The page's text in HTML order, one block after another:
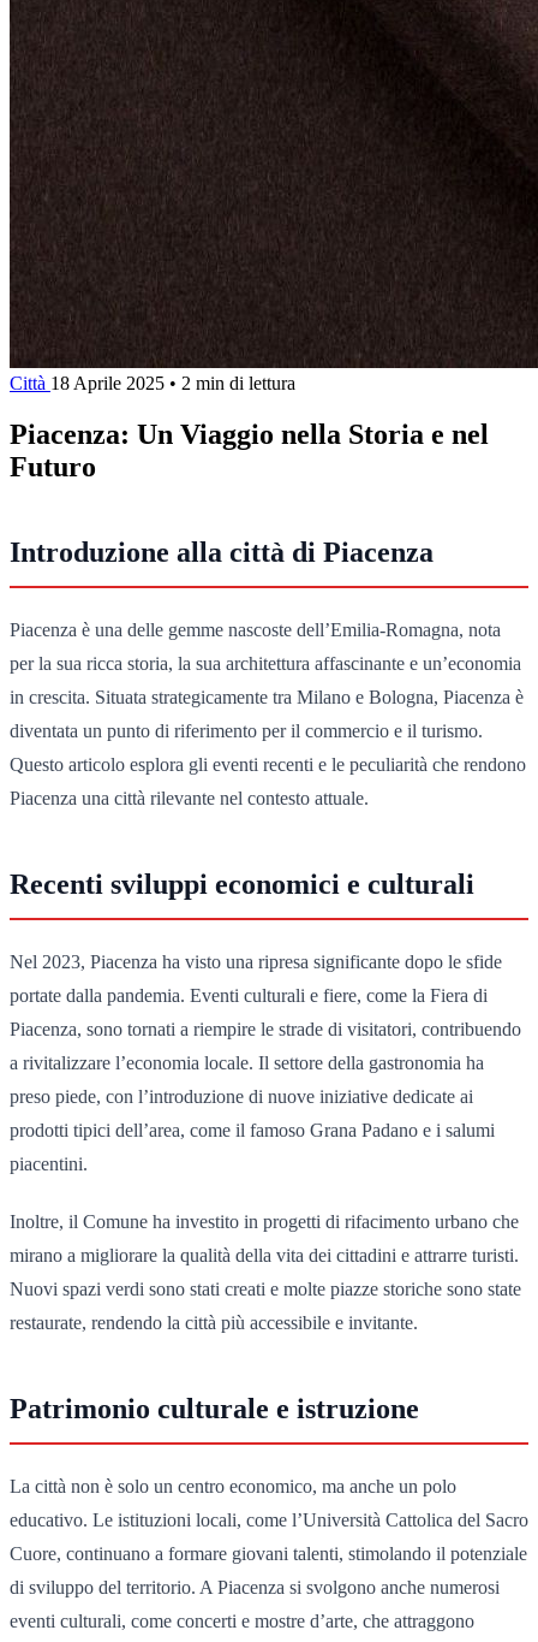
Città 18 Aprile 2025 • 2 min di lettura
Piacenza: Un Viaggio nella Storia e nel
Futuro
Introduzione alla città di Piacenza
Piacenza è una delle gemme nascoste dell’Emilia-Romagna, nota
per la sua ricca storia, la sua architettura affascinante e un’economia
in crescita. Situata strategicamente tra Milano e Bologna, Piacenza è
diventata un punto di riferimento per il commercio e il turismo.
Questo articolo esplora gli eventi recenti e le peculiarità che rendono
Piacenza una città rilevante nel contesto attuale.
Recenti sviluppi economici e culturali
Nel 2023, Piacenza ha visto una ripresa significante dopo le sfide
portate dalla pandemia. Eventi culturali e fiere, come la Fiera di
Piacenza, sono tornati a riempire le strade di visitatori, contribuendo
a rivitalizzare l’economia locale. Il settore della gastronomia ha
preso piede, con l’introduzione di nuove iniziative dedicate ai
prodotti tipici dell’area, come il famoso Grana Padano e i salumi
piacentini.
Inoltre, il Comune ha investito in progetti di rifacimento urbano che
mirano a migliorare la qualità della vita dei cittadini e attrarre turisti.
Nuovi spazi verdi sono stati creati e molte piazze storiche sono state
restaurate, rendendo la città più accessibile e invitante.
Patrimonio culturale e istruzione
La città non è solo un centro economico, ma anche un polo
educativo. Le istituzioni locali, come l’Università Cattolica del Sacro
Cuore, continuano a formare giovani talenti, stimolando il potenziale
di sviluppo del territorio. A Piacenza si svolgono anche numerosi
eventi culturali, come concerti e mostre d’arte, che attraggono